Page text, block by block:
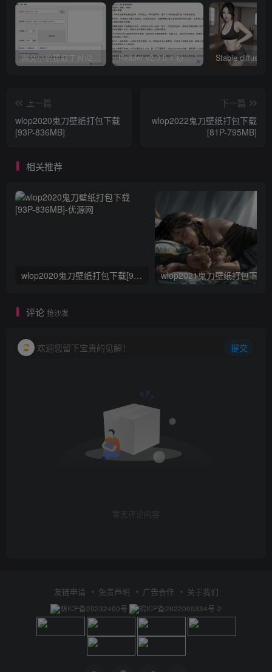
Reader v2.0.0.4 极简小说阅读器支持导入在线及离线书源
上一篇
wlop2020鬼刀壁纸打包下载
[93P-836MB]
下一篇
wlop2022鬼刀壁纸打包下载
[81P-795MB]
相关推荐
wlop2020鬼刀壁纸打包下载[93P-836MB]
评论 抢沙发
欢迎您留下宝贵的见解！ 提交
暂无评论内容
友链申请 免责声明 广告合作 关于我们
萌ICP备20232400号 皖ICP备2022000334号-2